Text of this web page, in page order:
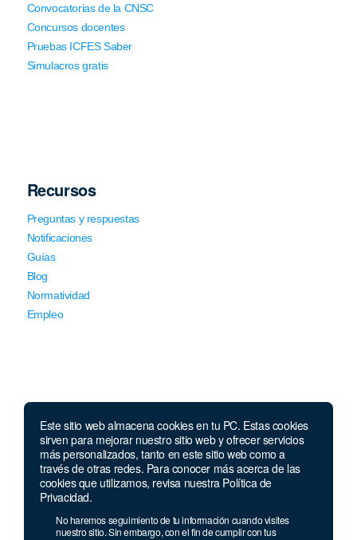
Este sitio web almacena cookies en tu PC. Estas cookies
sirven para mejorar nuestro sitio web y ofrecer servicios
más personalizados, tanto en este sitio web como a
través de otras redes. Para conocer más acerca de las
cookies que utilizamos, revisa nuestra Política de
Privacidad.
No haremos seguimiento de tu información cuando visites
nuestro sitio. Sin embargo, con el fin de cumplir con tus
Convocatorias de la CNSC
Concursos docentes
Pruebas ICFES Saber
Simulacros gratis
Recursos
Preguntas y respuestas
Notificaciones
Guías
Blog
Normatividad
Empleo
Llámanos
Lunes a jueves de 7 a.m.
a 5:00 p.m. Viernes de
7 a.m. a 4 p.m. Sábados de 8 a.m. a 2 p.m.
Celular y Whatsapp:333 033 40 39